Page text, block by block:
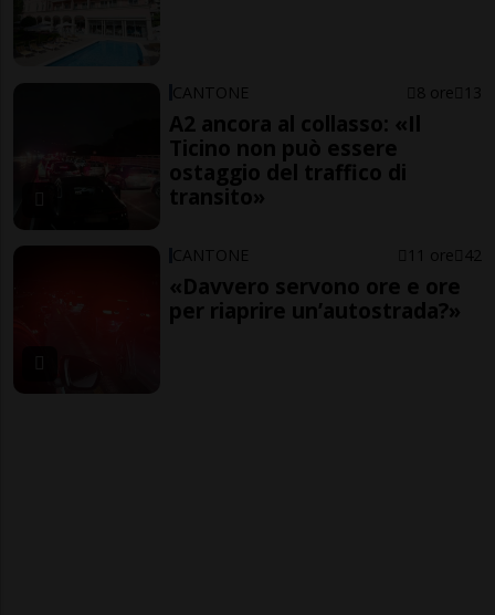
CANTONE 8 ore 13
A2 ancora al collasso: «Il
Ticino non può essere
ostaggio del traffico di
transito»
CANTONE 11 ore 42
«Davvero servono ore e ore
per riaprire un’autostrada?»